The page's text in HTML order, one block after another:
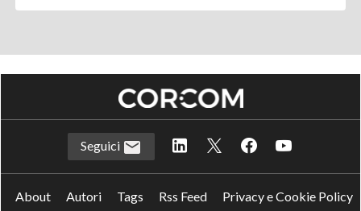
Seguici
About Autori Tags Rss Feed
Privacy e Cookie Policy